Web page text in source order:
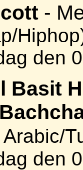
-
den
Basit
den